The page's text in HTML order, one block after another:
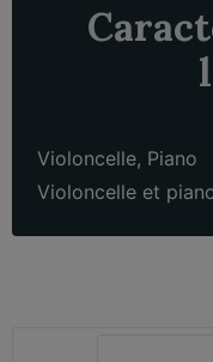
Violoncelle, Piano
Violoncelle et